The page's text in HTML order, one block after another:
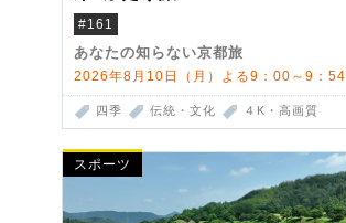
#161
あなたの知らない京都旅
2026年8月10日（月）よる9：00～9：54
四季 伝統・文化 ４K・高画質
スポーツ